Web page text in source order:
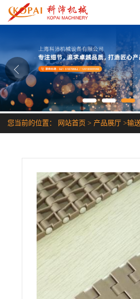
公司介绍
公司动态
产品展厅
证书荣誉
您当前的位置： 网站首页 > 产品展厅 >输